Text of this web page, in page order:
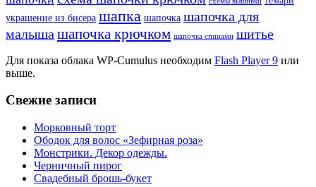
украшение из бисера шапка шапочка шапочка для
малыша шапочка крючком шапочка спицами шитье
Для показа облака WP-Cumulus необходим Flash Player 9 или
выше.
Свежие записи
Морковный торт
Ободок для волос «Зефирная роза»
Монстрики. Декор одежды.
Черничный пирог
Свадебный брошь-букет